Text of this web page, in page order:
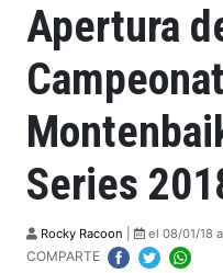
Apertura
Series
Rocky Racoon el 08/01/18
COMPARTE